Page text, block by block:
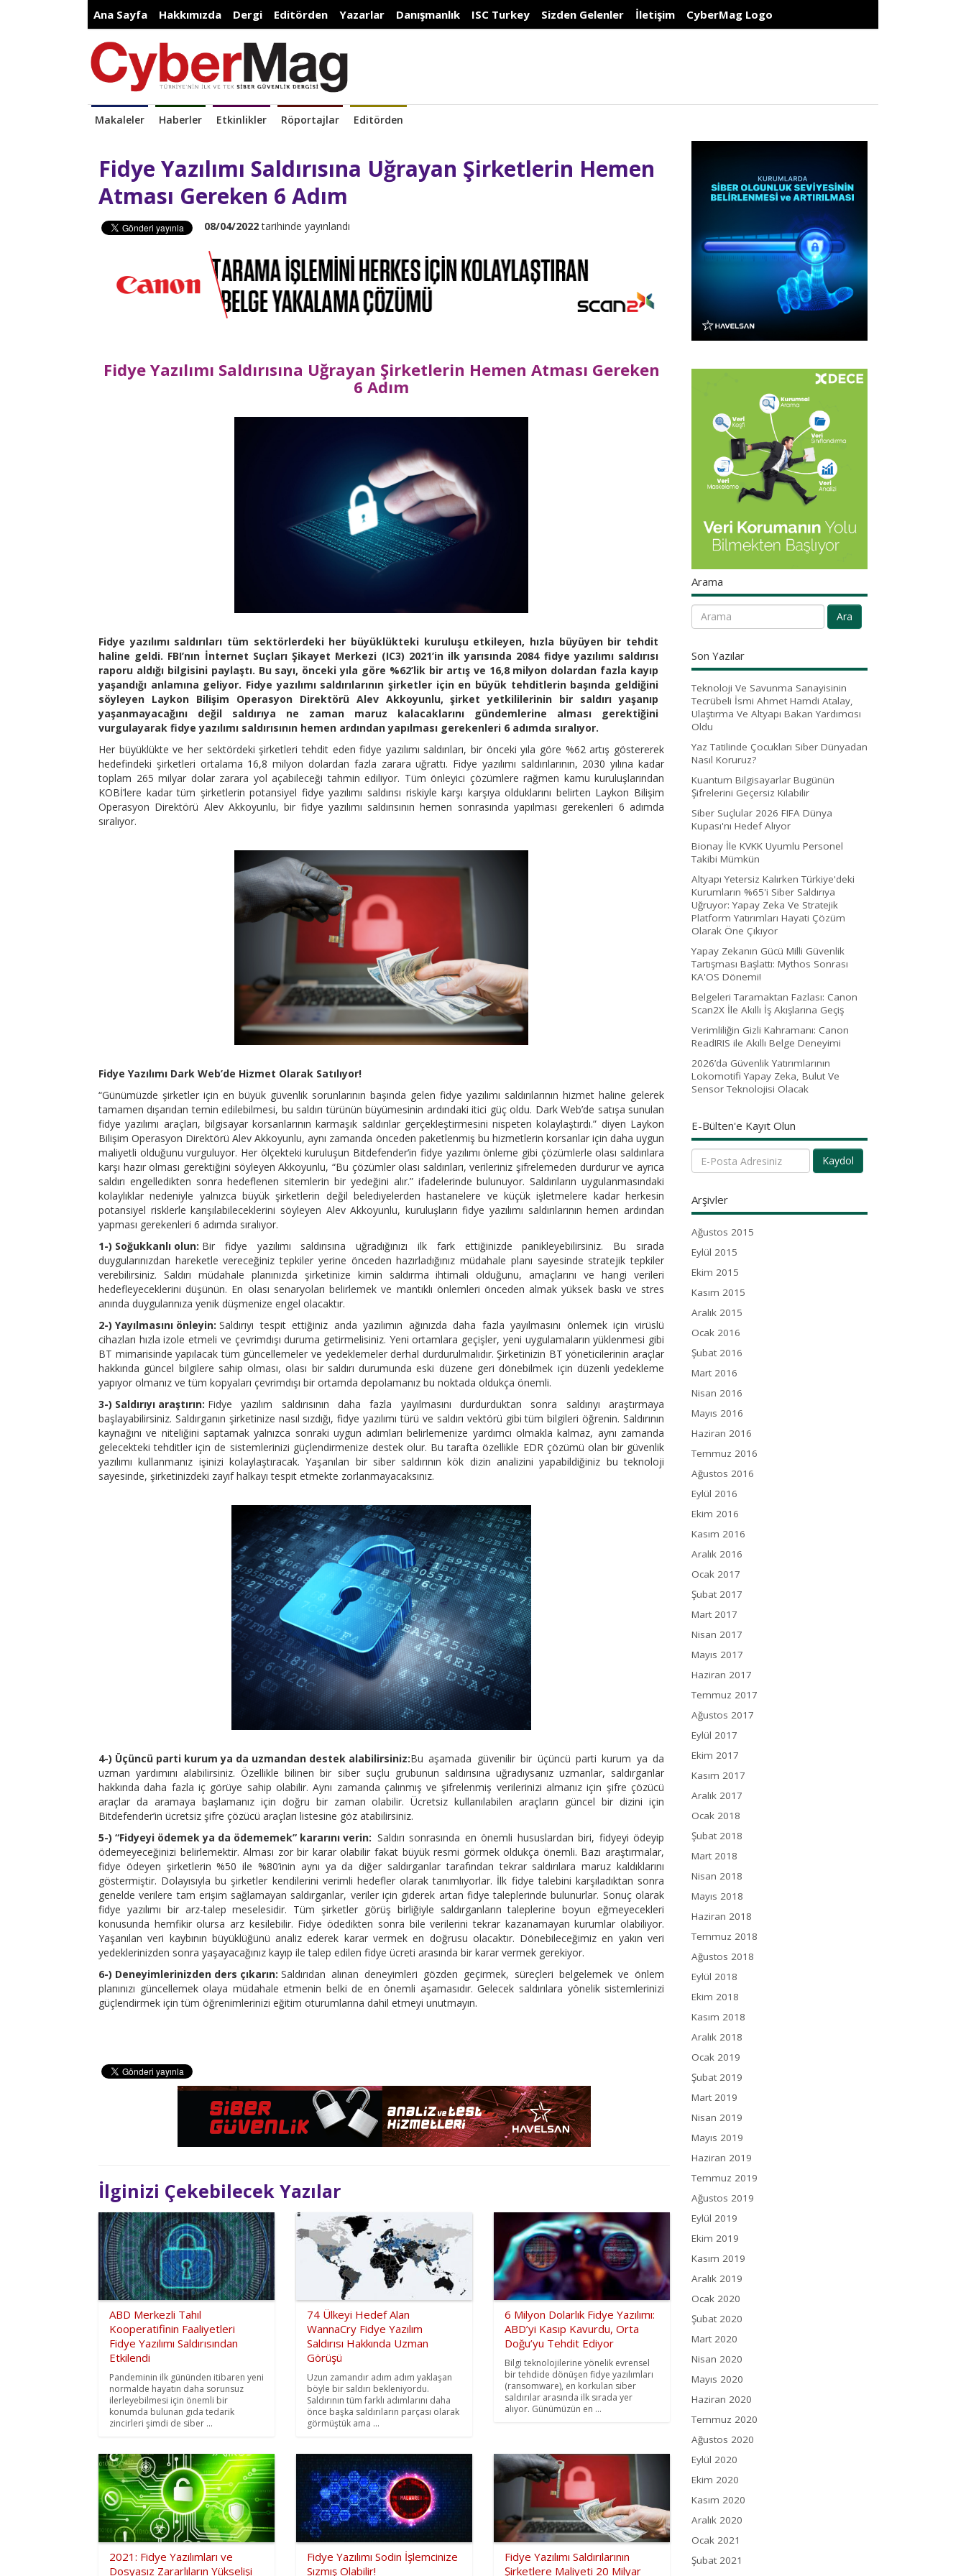
Ana Sayfa Hakkımızda Dergi Editörden Yazarlar Danışmanlık ISC Turkey Sizden Gelenler İletişim CyberMag Logo
Makaleler Haberler Etkinlikler Röportajlar Editörden
Fidye Yazılımı Saldırısına Uğrayan Şirketlerin Hemen
Atması Gereken 6 Adım
08/04/2022tarihinde yayınlandı
Fidye Yazılımı Saldırısına Uğrayan Şirketlerin Hemen Atması Gereken
6 Adım
Fidye yazılımı saldırıları tüm sektörlerdeki her büyüklükteki kuruluşu etkileyen, hızla büyüyen bir tehdit
haline geldi. FBI’nın İnternet Suçları Şikayet Merkezi (IC3) 2021’in ilk yarısında 2084 fidye yazılımı saldırısı
raporu aldığı bilgisini paylaştı. Bu sayı, önceki yıla göre %62’lik bir artış ve 16,8 milyon dolardan fazla kayıp
yaşandığı anlamına geliyor. Fidye yazılımı saldırılarının şirketler için en büyük tehditlerin başında geldiğini
söyleyen Laykon Bilişim Operasyon Direktörü Alev Akkoyunlu, şirket yetkililerinin bir saldırı yaşanıp
yaşanmayacağını değil saldırıya ne zaman maruz kalacaklarını gündemlerine alması gerektiğini
vurgulayarak fidye yazılımı saldırısının hemen ardından yapılması gerekenleri 6 adımda sıralıyor.
Her büyüklükte ve her sektördeki şirketleri tehdit eden fidye yazılımı saldırıları, bir önceki yıla göre %62 artış göstererek
hedefindeki şirketleri ortalama 16,8 milyon dolardan fazla zarara uğrattı. Fidye yazılımı saldırılarının, 2030 yılına kadar
toplam 265 milyar dolar zarara yol açabileceği tahmin ediliyor. Tüm önleyici çözümlere rağmen kamu kuruluşlarından
KOBİ’lere kadar tüm şirketlerin potansiyel fidye yazılımı saldırısı riskiyle karşı karşıya olduklarını belirten Laykon Bilişim
Operasyon Direktörü Alev Akkoyunlu, bir fidye yazılımı saldırısının hemen sonrasında yapılması gerekenleri 6 adımda
sıralıyor.
Fidye Yazılımı Dark Web’de Hizmet Olarak Satılıyor!
“Günümüzde şirketler için en büyük güvenlik sorunlarının başında gelen fidye yazılımı saldırılarının hizmet haline gelerek
tamamen dışarıdan temin edilebilmesi, bu saldırı türünün büyümesinin ardındaki itici güç oldu. Dark Web’de satışa sunulan
fidye yazılımı araçları, bilgisayar korsanlarının karmaşık saldırılar gerçekleştirmesini nispeten kolaylaştırdı.” diyen Laykon
Bilişim Operasyon Direktörü Alev Akkoyunlu, aynı zamanda önceden paketlenmiş bu hizmetlerin korsanlar için daha uygun
maliyetli olduğunu vurguluyor. Her ölçekteki kuruluşun Bitdefender’in fidye yazılımı önleme gibi çözümlerle olası saldırılara
karşı hazır olması gerektiğini söyleyen Akkoyunlu, “Bu çözümler olası saldırıları, verileriniz şifrelemeden durdurur ve ayrıca
saldırı engelledikten sonra hedeflenen sitemlerin bir yedeğini alır.” ifadelerinde bulunuyor. Saldırıların uygulanmasındaki
kolaylıklar nedeniyle yalnızca büyük şirketlerin değil belediyelerden hastanelere ve küçük işletmelere kadar herkesin
potansiyel risklerle karışılabileceklerini söyleyen Alev Akkoyunlu, kuruluşların fidye yazılımı saldırılarının hemen ardından
yapması gerekenleri 6 adımda sıralıyor.
1-) Soğukkanlı olun: Bir fidye yazılımı saldırısına uğradığınızı ilk fark ettiğinizde panikleyebilirsiniz. Bu sırada
duygularınızdan hareketle vereceğiniz tepkiler yerine önceden hazırladığınız müdahale planı sayesinde stratejik tepkiler
verebilirsiniz. Saldırı müdahale planınızda şirketinize kimin saldırma ihtimali olduğunu, amaçlarını ve hangi verileri
hedefleyeceklerini düşünün. En olası senaryoları belirlemek ve mantıklı önlemleri önceden almak yüksek baskı ve stres
anında duygularınıza yenik düşmenize engel olacaktır.
2-) Yayılmasını önleyin: Saldırıyı tespit ettiğiniz anda yazılımın ağınızda daha fazla yayılmasını önlemek için virüslü
cihazları hızla izole etmeli ve çevrimdışı duruma getirmelisiniz. Yeni ortamlara geçişler, yeni uygulamaların yüklenmesi gibi
BT mimarisinde yapılacak tüm güncellemeler ve yedeklemeler derhal durdurulmalıdır. Şirketinizin BT yöneticilerinin araçlar
hakkında güncel bilgilere sahip olması, olası bir saldırı durumunda eski düzene geri dönebilmek için düzenli yedekleme
yapıyor olmanız ve tüm kopyaları çevrimdışı bir ortamda depolamanız bu noktada oldukça önemli.
3-) Saldırıyı araştırın: Fidye yazılım saldırısının daha fazla yayılmasını durdurduktan sonra saldırıyı araştırmaya
başlayabilirsiniz. Saldırganın şirketinize nasıl sızdığı, fidye yazılımı türü ve saldırı vektörü gibi tüm bilgileri öğrenin. Saldırının
kaynağını ve niteliğini saptamak yalnızca sonraki uygun adımları belirlemenize yardımcı olmakla kalmaz, aynı zamanda
gelecekteki tehditler için de sistemlerinizi güçlendirmenize destek olur. Bu tarafta özellikle EDR çözümü olan bir güvenlik
yazılımı kullanmanız işinizi kolaylaştıracak. Yaşanılan bir siber saldırının kök dizin analizini yapabildiğiniz bu teknoloji
sayesinde, şirketinizdeki zayıf halkayı tespit etmekte zorlanmayacaksınız.
4-) Üçüncü parti kurum ya da uzmandan destek alabilirsiniz:Bu aşamada güvenilir bir üçüncü parti kurum ya da
uzman yardımını alabilirsiniz. Özellikle bilinen bir siber suçlu grubunun saldırısına uğradıysanız uzmanlar, saldırganlar
hakkında daha fazla iç görüye sahip olabilir. Aynı zamanda çalınmış ve şifrelenmiş verilerinizi almanız için şifre çözücü
araçlar da aramaya başlamanız için doğru bir zaman olabilir. Ücretsiz kullanılabilen araçların güncel bir dizini için
Bitdefender’in ücretsiz şifre çözücü araçları listesine göz atabilirsiniz.
5-) “Fidyeyi ödemek ya da ödememek” kararını verin: Saldırı sonrasında en önemli hususlardan biri, fidyeyi ödeyip
ödemeyeceğinizi belirlemektir. Alması zor bir karar olabilir fakat büyük resmi görmek oldukça önemli. Bazı araştırmalar,
fidye ödeyen şirketlerin %50 ile %80’inin aynı ya da diğer saldırganlar tarafından tekrar saldırılara maruz kaldıklarını
göstermiştir. Dolayısıyla bu şirketler kendilerini verimli hedefler olarak tanımlıyorlar. İlk fidye talebini karşıladıktan sonra
genelde verilere tam erişim sağlamayan saldırganlar, veriler için giderek artan fidye taleplerinde bulunurlar. Sonuç olarak
fidye yazılımı bir arz-talep meselesidir. Tüm şirketler görüş birliğiyle saldırganların taleplerine boyun eğmeyecekleri
konusunda hemfikir olursa arz kesilebilir. Fidye ödedikten sonra bile verilerini tekrar kazanamayan kurumlar olabiliyor.
Yaşanılan veri kaybının büyüklüğünü analiz ederek karar vermek en doğrusu olacaktır. Dönebileceğimiz en yakın veri
yedeklerinizden sonra yaşayacağınız kayıp ile talep edilen fidye ücreti arasında bir karar vermek gerekiyor.
6-) Deneyimlerinizden ders çıkarın: Saldırıdan alınan deneyimleri gözden geçirmek, süreçleri belgelemek ve önlem
planınızı güncellemek olaya müdahale etmenin belki de en önemli aşamasıdır. Gelecek saldırılara yönelik sistemlerinizi
güçlendirmek için tüm öğrenimlerinizi eğitim oturumlarına dahil etmeyi unutmayın.
İlginizi Çekebilecek Yazılar
ABD Merkezli Tahıl
Kooperatifinin Faaliyetleri
Fidye Yazılımı Saldırısından
Etkilendi
Pandeminin ilk gününden itibaren yeni
normalde hayatın daha sorunsuz
ilerleyebilmesi için önemli bir
konumda bulunan gıda tedarik
zincirleri şimdi de siber ...
74 Ülkeyi Hedef Alan
WannaCry Fidye Yazılım
Saldırısı Hakkında Uzman
Görüşü
Uzun zamandır adım adım yaklaşan
böyle bir saldırı bekleniyordu.
Saldırının tüm farklı adımlarını daha
önce başka saldırıların parçası olarak
görmüştük ama ...
6 Milyon Dolarlık Fidye Yazılımı:
ABD’yi Kasıp Kavurdu, Orta
Doğu’yu Tehdit Ediyor
Bilgi teknolojilerine yönelik evrensel
bir tehdide dönüşen fidye yazılımları
(ransomware), en korkulan siber
saldırılar arasında ilk sırada yer
alıyor. Günümüzün en ...
2021: Fidye Yazılımları ve
Dosyasız Zararlıların Yükselişi
Fidye Yazılımı Sodin İşlemcinize
Sızmış Olabilir!
Fidye Yazılımı Saldırılarının
Şirketlere Maliyeti 20 Milyar
Arama
Ara
Son Yazılar
Teknoloji Ve Savunma Sanayisinin
Tecrübeli İsmi Ahmet Hamdi Atalay,
Ulaştırma Ve Altyapı Bakan Yardımcısı
Oldu
Yaz Tatilinde Çocukları Siber Dünyadan
Nasıl Koruruz?
Kuantum Bilgisayarlar Bugünün
Şifrelerini Geçersiz Kılabilir
Siber Suçlular 2026 FIFA Dünya
Kupası'nı Hedef Alıyor
Bionay İle KVKK Uyumlu Personel
Takibi Mümkün
Altyapı Yetersiz Kalırken Türkiye'deki
Kurumların %65'i Siber Saldırıya
Uğruyor: Yapay Zeka Ve Stratejik
Platform Yatırımları Hayati Çözüm
Olarak Öne Çıkıyor
Yapay Zekanın Gücü Milli Güvenlik
Tartışması Başlattı: Mythos Sonrası
KA'OS Dönemi!
Belgeleri Taramaktan Fazlası: Canon
Scan2X İle Akıllı İş Akışlarına Geçiş
Verimliliğin Gizli Kahramanı: Canon
ReadIRIS ile Akıllı Belge Deneyimi
2026’da Güvenlik Yatırımlarının
Lokomotifi Yapay Zeka, Bulut Ve
Sensor Teknolojisi Olacak
E-Bülten'e Kayıt Olun
Kaydol
Arşivler
Ağustos 2015
Eylül 2015
Ekim 2015
Kasım 2015
Aralık 2015
Ocak 2016
Şubat 2016
Mart 2016
Nisan 2016
Mayıs 2016
Haziran 2016
Temmuz 2016
Ağustos 2016
Eylül 2016
Ekim 2016
Kasım 2016
Aralık 2016
Ocak 2017
Şubat 2017
Mart 2017
Nisan 2017
Mayıs 2017
Haziran 2017
Temmuz 2017
Ağustos 2017
Eylül 2017
Ekim 2017
Kasım 2017
Aralık 2017
Ocak 2018
Şubat 2018
Mart 2018
Nisan 2018
Mayıs 2018
Haziran 2018
Temmuz 2018
Ağustos 2018
Eylül 2018
Ekim 2018
Kasım 2018
Aralık 2018
Ocak 2019
Şubat 2019
Mart 2019
Nisan 2019
Mayıs 2019
Haziran 2019
Temmuz 2019
Ağustos 2019
Eylül 2019
Ekim 2019
Kasım 2019
Aralık 2019
Ocak 2020
Şubat 2020
Mart 2020
Nisan 2020
Mayıs 2020
Haziran 2020
Temmuz 2020
Ağustos 2020
Eylül 2020
Ekim 2020
Kasım 2020
Aralık 2020
Ocak 2021
Şubat 2021